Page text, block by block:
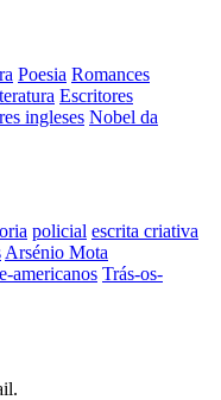
Poesia Romances
Escritores
ingleses Nobel da
policial escrita criativa
Arsénio Mota
americanos Trás-os-